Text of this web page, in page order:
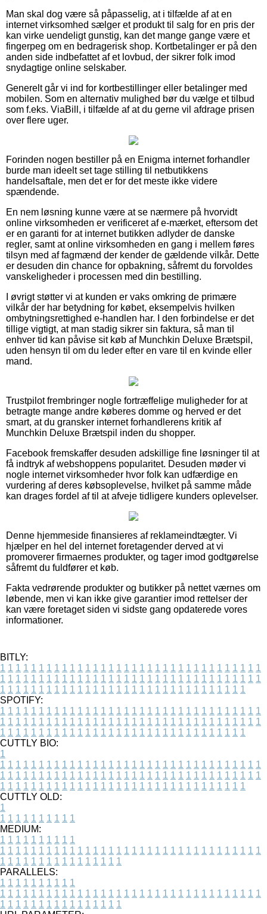
Man skal dog være så påpasselig, at i tilfælde af at en
internet virksomhed sælger et produkt til salg for en pris der
kan virke uendeligt gunstig, kan det mange gange være et
fingerpeg om en bedragerisk shop. Kortbetalinger er på den
anden side indbefattet af et lovbud, der sikrer folk imod
snydagtige online selskaber.
Generelt går vi ind for kortbestillinger eller betalinger med
mobilen. Som en alternativ mulighed bør du vælge et tilbud
som f.eks. ViaBill, i tilfælde af at du gerne vil afdrage prisen
over flere uger.
Forinden nogen bestiller på en Enigma internet forhandler
burde man ideelt set tage stilling til netbutikkens
handelsaftale, men det er for det meste ikke videre
spændende.
En nem løsning kunne være at se nærmere på hvorvidt
online virksomheden er verificeret af e-mærket, eftersom det
er en garanti for at internet butikken adlyder de danske
regler, samt at online virksomheden en gang i mellem føres
tilsyn med af fagmænd der kender de gældende vilkår. Dette
er desuden din chance for opbakning, såfremt du forvoldes
vanskeligheder i processen med din bestilling.
I øvrigt støtter vi at kunden er vaks omkring de primære
vilkår der har betydning for købet, eksempelvis hvilken
ombytningsrettighed e-handlen har. I den forbindelse er det
tillige vigtigt, at man stadig sikrer sin faktura, så man til
enhver tid kan påvise sit køb af Munchkin Deluxe Brætspil,
uden hensyn til om du leder efter en vare til en kvinde eller
mand.
Trustpilot frembringer nogle fortræffelige muligheder for at
betragte mange andre køberes domme og herved er det
smart, at du gransker internet forhandlerens kritik af
Munchkin Deluxe Brætspil inden du shopper.
Facebook fremskaffer desuden adskillige fine løsninger til at
få indtryk af webshoppens popularitet. Desuden møder vi
nogle internet virksomheder hvor folk kan udfærdige en
vurdering af deres købsoplevelse, hvilket på samme måde
kan drages fordel af til at afveje tidligere kunders oplevelser.
Denne hjemmeside finansieres af reklameindtægter. Vi
hjælper en hel del internet foretagender derved at vi
promoverer firmaernes produkter, og tager imod godtgørelse
såfremt du fuldfører et køb.
Fakta vedrørende produkter og butikker på nettet værnes om
løbende, men vi kan ikke give garantier imod rettelser der
kan være foretaget siden vi sidste gang opdaterede vores
informationer.
BITLY:
1 1 1 1 1 1 1 1 1 1 1 1 1 1 1 1 1 1 1 1 1 1 1 1 1 1 1 1 1 1 1 1 1 1
1 1 1 1 1 1 1 1 1 1 1 1 1 1 1 1 1 1 1 1 1 1 1 1 1 1 1 1 1 1 1 1 1 1
1 1 1 1 1 1 1 1 1 1 1 1 1 1 1 1 1 1 1 1 1 1 1 1 1 1 1 1 1 1 1 1
SPOTIFY:
1 1 1 1 1 1 1 1 1 1 1 1 1 1 1 1 1 1 1 1 1 1 1 1 1 1 1 1 1 1 1 1 1 1
1 1 1 1 1 1 1 1 1 1 1 1 1 1 1 1 1 1 1 1 1 1 1 1 1 1 1 1 1 1 1 1 1 1
1 1 1 1 1 1 1 1 1 1 1 1 1 1 1 1 1 1 1 1 1 1 1 1 1 1 1 1 1 1 1 1
CUTTLY BIO:
1
1 1 1 1 1 1 1 1 1 1 1 1 1 1 1 1 1 1 1 1 1 1 1 1 1 1 1 1 1 1 1 1 1 1
1 1 1 1 1 1 1 1 1 1 1 1 1 1 1 1 1 1 1 1 1 1 1 1 1 1 1 1 1 1 1 1 1 1
1 1 1 1 1 1 1 1 1 1 1 1 1 1 1 1 1 1 1 1 1 1 1 1 1 1 1 1 1 1 1 1
CUTTLY OLD:
1
1 1 1 1 1 1 1 1 1 1
MEDIUM:
1 1 1 1 1 1 1 1 1 1
1 1 1 1 1 1 1 1 1 1 1 1 1 1 1 1 1 1 1 1 1 1 1 1 1 1 1 1 1 1 1 1 1 1
1 1 1 1 1 1 1 1 1 1 1 1 1 1 1 1
PARALLELS:
1 1 1 1 1 1 1 1 1 1
1 1 1 1 1 1 1 1 1 1 1 1 1 1 1 1 1 1 1 1 1 1 1 1 1 1 1 1 1 1 1 1 1 1
1 1 1 1 1 1 1 1 1 1 1 1 1 1 1 1